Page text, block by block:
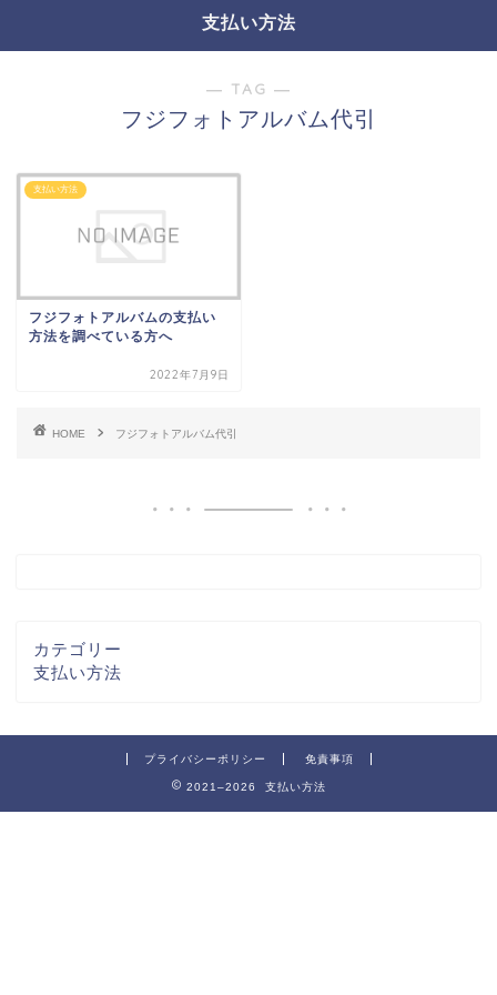
支払い方法
― TAG ―
フジフォトアルバム代引
支払い方法
フジフォトアルバムの支払い
方法を調べている方へ
2022年7月9日
HOME フジフォトアルバム代引
カテゴリー
支払い方法
プライバシーポリシー 免責事項
2021–2026 支払い方法